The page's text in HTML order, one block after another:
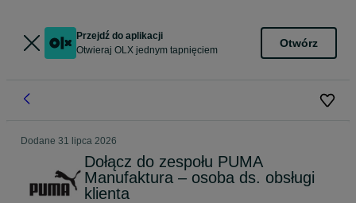
Przejdź do aplikacji
Otwieraj OLX jednym tapnięciem
Otwórz
Dodane 31 lipca 2026
Dołącz do zespołu PUMA
Manufaktura – osoba ds. obsługi
klienta